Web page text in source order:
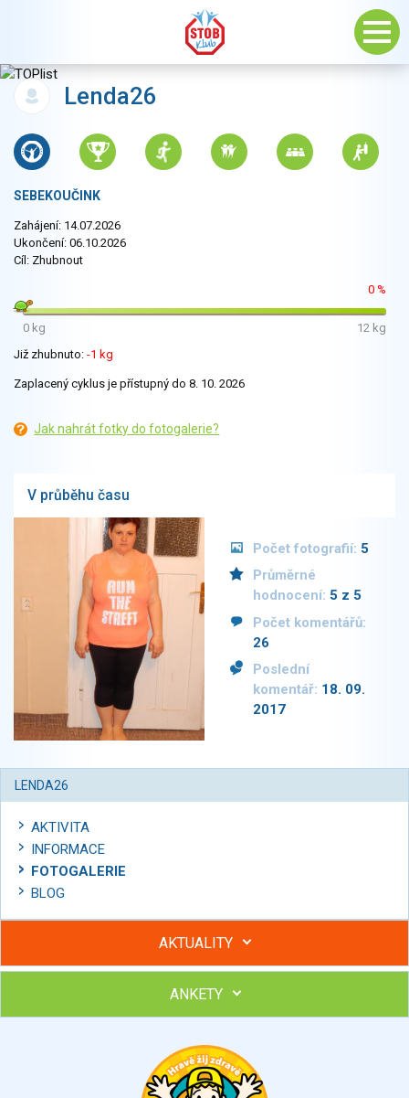
Lenda26
SEBEKOUČINK
Zahájení: 14.07.2026
Ukončení: 06.10.2026
Cíl: Zhubnout
0 %
0 kg
12 kg
Již zhubnuto: -1 kg
Zaplacený cyklus je přístupný do 8. 10. 2026
Jak nahrát fotky do fotogalerie?
V průběhu času
Počet fotografií: 5
Průměrné
hodnocení: 5 z 5
Počet komentářů:
26
Poslední
komentář: 18. 09.
2017
LENDA26
AKTIVITA
INFORMACE
FOTOGALERIE
BLOG
AKTUALITY
Hubněte s podporou lektorky a skupiny v kurzech STOBu
Chcete poradit s hubnutím? Najděte si odborníka STOBu ve
ANKETY